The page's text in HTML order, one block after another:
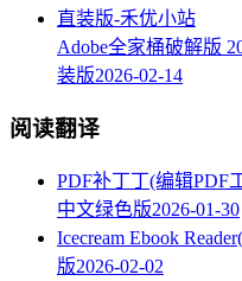
Adobe全家桶破解版
装版2026-02-14
阅读翻译
PDF补丁丁(编辑PDF
中文绿色版2026-01-30
Icecream Ebook
版2026-02-02